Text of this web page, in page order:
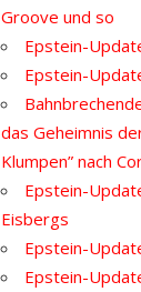
Groove und so
Epstein-
Epstein-
das Geheimnis
Klumpen” nach
Epstein-
Eisbergs
Epstein-
Epstein-